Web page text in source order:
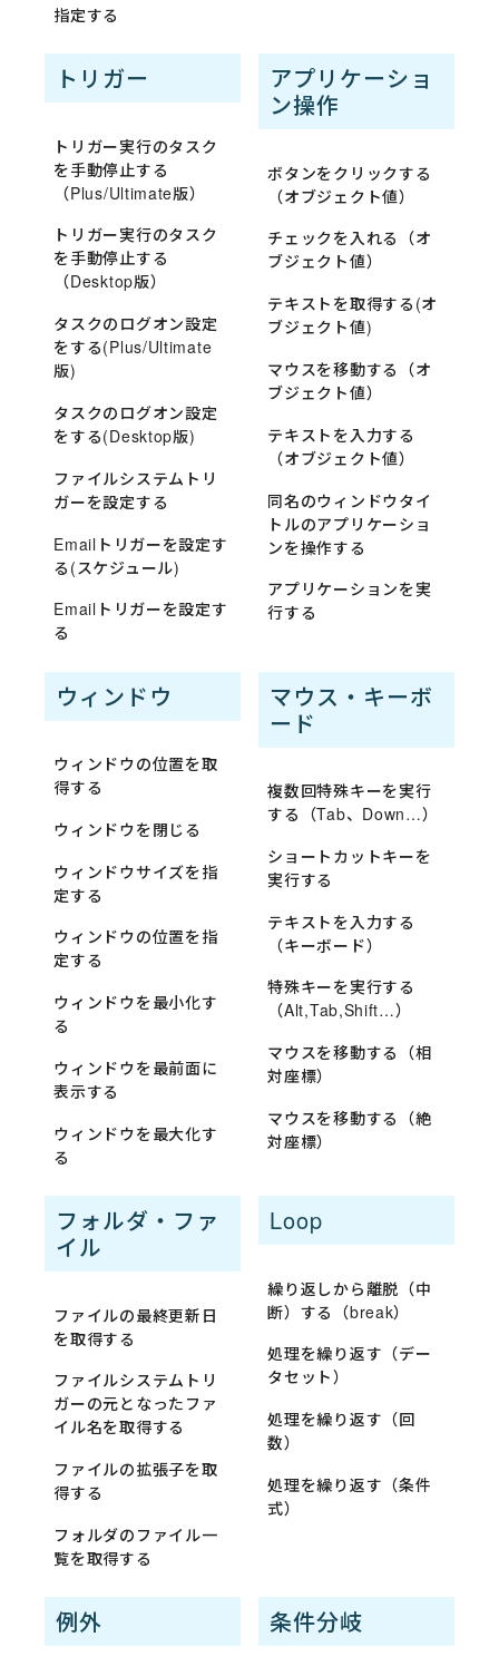
指定する
トリガー
トリガー実行のタスク
を手動停止する
（Plus/Ultimate版）
トリガー実行のタスク
を手動停止する
（Desktop版）
タスクのログオン設定
をする(Plus/Ultimate
版)
タスクのログオン設定
をする(Desktop版)
ファイルシステムトリ
ガーを設定する
Emailトリガーを設定す
る(スケジュール)
Emailトリガーを設定す
る
アプリケーショ
ン操作
ボタンをクリックする
（オブジェクト値）
チェックを入れる（オ
ブジェクト値）
テキストを取得する(オ
ブジェクト値)
マウスを移動する（オ
ブジェクト値）
テキストを入力する
（オブジェクト値）
同名のウィンドウタイ
トルのアプリケーショ
ンを操作する
アプリケーションを実
行する
ウィンドウ
ウィンドウの位置を取
得する
ウィンドウを閉じる
ウィンドウサイズを指
定する
ウィンドウの位置を指
定する
ウィンドウを最小化す
る
ウィンドウを最前面に
表示する
ウィンドウを最大化す
る
マウス・キーボ
ード
複数回特殊キーを実行
する（Tab、Down…）
ショートカットキーを
実行する
テキストを入力する
（キーボード）
特殊キーを実行する
（Alt,Tab,Shift…）
マウスを移動する（相
対座標）
マウスを移動する（絶
対座標）
フォルダ・ファ
イル
ファイルの最終更新日
を取得する
ファイルシステムトリ
ガーの元となったファ
イル名を取得する
ファイルの拡張子を取
得する
フォルダのファイル一
覧を取得する
Loop
繰り返しから離脱（中
断）する（break）
処理を繰り返す（デー
タセット）
処理を繰り返す（回
数）
処理を繰り返す（条件
式）
例外 条件分岐